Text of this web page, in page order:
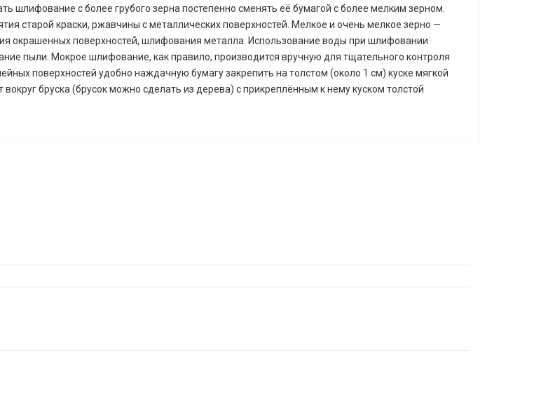
шлифование с более грубого зерна постепенно сменять её бумагой с более мелким зерном.
старой краски, ржавчины с металлических поверхностей. Мелкое и очень мелкое зерно —
окрашенных поверхностей, шлифования металла. Использование воды при шлифовании
пыли. Мокрое шлифование, как правило, производится вручную для тщательного контроля
поверхностей удобно наждачную бумагу закрепить на толстом (около 1 см) куске мягкой
бруска (брусок можно сделать из дерева) с прикреплённым к нему куском толстой